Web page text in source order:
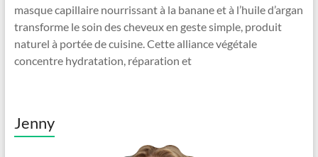
masque capillaire nourrissant à la banane et à l’huile d’argan
transforme le soin des cheveux en geste simple, produit
naturel à portée de cuisine. Cette alliance végétale
concentre hydratation, réparation et
Jenny